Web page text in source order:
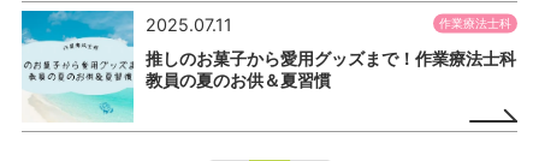
2025.07.11
推しのお菓子から愛用グッズまで！作業療法士科
教員の夏のお供＆夏習慣
作業療法士科